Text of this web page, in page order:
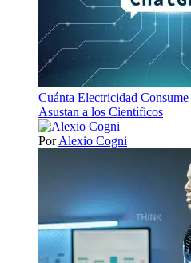
Cuánta Electricidad
Asustan a los Científicos
Por Alexio Cogni